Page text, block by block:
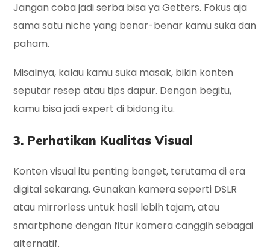
Jangan coba jadi serba bisa ya Getters. Fokus aja
sama satu niche yang benar-benar kamu suka dan
paham.
Misalnya, kalau kamu suka masak, bikin konten
seputar resep atau tips dapur. Dengan begitu,
kamu bisa jadi expert di bidang itu.
3. Perhatikan Kualitas Visual
Konten visual itu penting banget, terutama di era
digital sekarang. Gunakan kamera seperti DSLR
atau mirrorless untuk hasil lebih tajam, atau
smartphone dengan fitur kamera canggih sebagai
alternatif.